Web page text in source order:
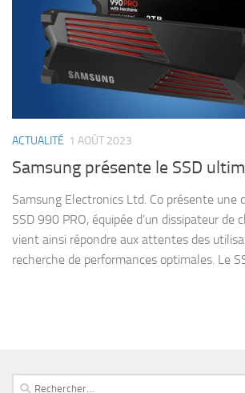
ACTUALITÉ 1 AOÛT 2023
Samsung présente le SSD
Samsung Electronics Ltd. Co présente une
SSD 990 PRO, équipée d’un dissipateur de
vient ainsi répondre aux attentes des
recherche de performances optimales. Le
Rechercher :